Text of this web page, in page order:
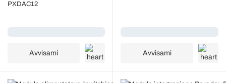
PXDAC12
Avvisami Avvisami